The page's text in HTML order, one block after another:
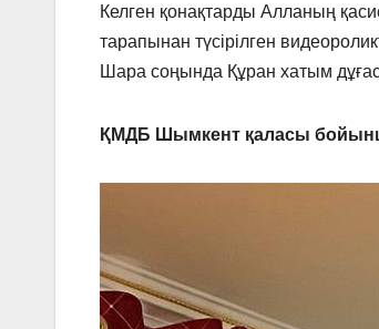
Келген қонақтарды Алланың
тарапынан түсірілген
Шара соңында Құран хатым
ҚМДБ Шымкент қаласы бойынша